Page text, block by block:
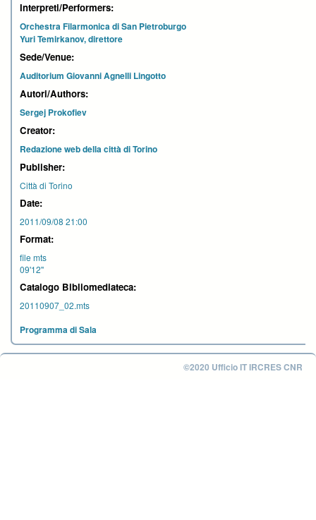
Interpreti/Performers:
Orchestra Filarmonica di San Pietroburgo
Yuri Temirkanov, direttore
Sede/Venue:
Auditorium Giovanni Agnelli Lingotto
Autori/Authors:
Sergej Prokofiev
Creator:
Redazione web della città di Torino
Publisher:
Città di Torino
Date:
2011/09/08 21:00
Format:
file mts
09'12''
Catalogo Bibliomediateca:
20110907_02.mts
Programma di Sala
©2020 Ufficio IT IRCRES CNR